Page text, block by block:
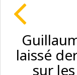
laissé
sur